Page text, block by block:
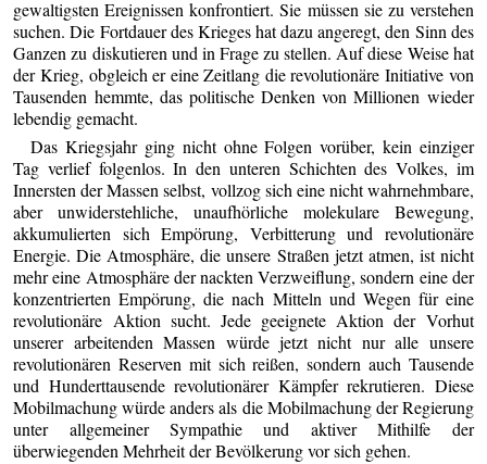
gewaltigsten Ereignissen konfrontiert. Sie müssen sie zu verstehen
suchen. Die Fortdauer des Krieges hat dazu angeregt, den Sinn des
Ganzen zu diskutieren und in Frage zu stellen. Auf diese Weise hat
der Krieg, obgleich er eine Zeitlang die revolutionäre Initiative von
Tausenden hemmte, das politische Denken von Millionen wieder
lebendig gemacht.
Das Kriegsjahr ging nicht ohne Folgen vorüber, kein einziger
Tag verlief folgenlos. In den unteren Schichten des Volkes, im
Innersten der Massen selbst, vollzog sich eine nicht wahrnehmbare,
aber unwiderstehliche, unaufhörliche molekulare Bewegung,
akkumulierten sich Empörung, Verbitterung und revolutionäre
Energie. Die Atmosphäre, die unsere Straßen jetzt atmen, ist nicht
mehr eine Atmosphäre der nackten Verzweiflung, sondern eine der
konzentrierten Empörung, die nach Mitteln und Wegen für eine
revolutionäre Aktion sucht. Jede geeignete Aktion der Vorhut
unserer arbeitenden Massen würde jetzt nicht nur alle unsere
revolutionären Reserven mit sich reißen, sondern auch Tausende
und Hunderttausende revolutionärer Kämpfer rekrutieren. Diese
Mobilmachung würde anders als die Mobilmachung der Regierung
unter allgemeiner Sympathie und aktiver Mithilfe der
überwiegenden Mehrheit der Bevölkerung vor sich gehen.